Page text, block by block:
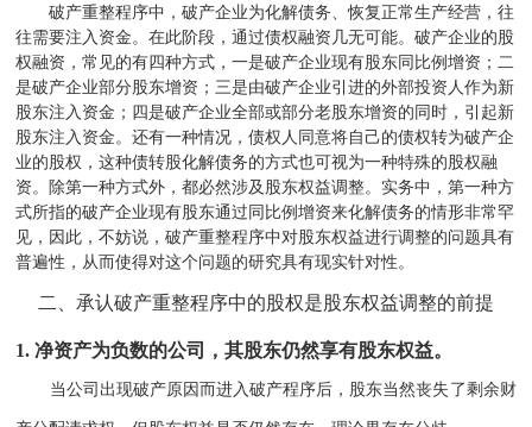
破产重整程序中，破产企业为化解债务、恢复正常生产经营，往
往需要注入资金。在此阶段，通过债权融资几无可能。破产企业的股
权融资，常见的有四种方式，一是破产企业现有股东同比例增资；二
是破产企业部分股东增资；三是由破产企业引进的外部投资人作为新
股东注入资金；四是破产企业全部或部分老股东增资的同时，引起新
股东注入资金。还有一种情况，债权人同意将自己的债权转为破产企
业的股权，这种债转股化解债务的方式也可视为一种特殊的股权融
资。除第一种方式外，都必然涉及股东权益调整。实务中，第一种方
式所指的破产企业现有股东通过同比例增资来化解债务的情形非常罕
见，因此，不妨说，破产重整程序中对股东权益进行调整的问题具有
普遍性，从而使得对这个问题的研究具有现实针对性。
二、承认破产重整程序中的股权是股东权益调整的前提
1.净资产为负数的公司，其股东仍然享有股东权益。
当公司出现破产原因而进入破产程序后，股东当然丧失了剩余财